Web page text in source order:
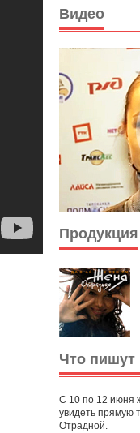
Видео
Продукция
Что
С 10 по 12 июня
увидеть прямую
Отрадной.